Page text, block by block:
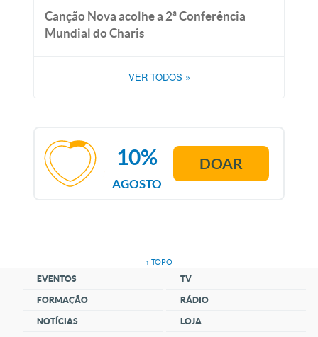
Canção Nova acolhe a 2ª Conferência
Mundial do Charis
VER TODOS »
AGOSTO
10% DOAR
↑ TOPO
EVENTOS
FORMAÇÃO
NOTÍCIAS
TV
RÁDIO
LOJA